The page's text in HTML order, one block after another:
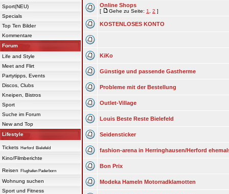
Sport(NEU)
Specials
Top Ten Bilder
Kommentare
Forum
Life and Style
Meet and Flirt
Partytipps, Events
Discos, Clubs
Kneipen, Bistros
Sport
Suche im Forum
New and Top
Lifestyle
Tickets Herford Bielefeld
Kino/Filmberichte
Reisen Flughafen Paderborn
Wohnung suchen
Sport und Fitness
Online Shops
[ Gehe zu Seite: 1 2 ]
KOSTENLOSES KONTO
KiKo
Günstige und passende Gastherme
Probleme mit der Bestellung
Outlet-Village
Louis Beste Reste Bielefeld
Seidensticker
fashion-arena in Herringhausen/Herford
Bon Prix
Modeka Hameln Motorradklamotten